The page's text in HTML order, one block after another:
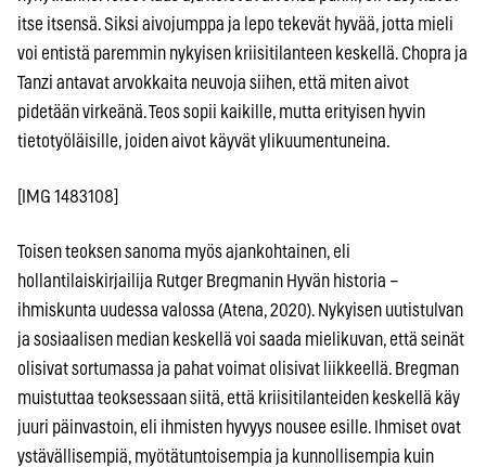
itse itsensä. Siksi aivojumppa ja lepo tekevät hyvää, jotta mieli
voi entistä paremmin nykyisen kriisitilanteen keskellä. Chopra ja
Tanzi antavat arvokkaita neuvoja siihen, että miten aivot
pidetään virkeänä. Teos sopii kaikille, mutta erityisen hyvin
tietotyöläisille, joiden aivot käyvät ylikuumentuneina.
[IMG 1483108]
Toisen teoksen sanoma myös ajankohtainen, eli
hollantilaiskirjailija Rutger Bregmanin Hyvän historia –
ihmiskunta uudessa valossa (Atena, 2020). Nykyisen uutistulvan
ja sosiaalisen median keskellä voi saada mielikuvan, että seinät
olisivat sortumassa ja pahat voimat olisivat liikkeellä. Bregman
muistuttaa teoksessaan siitä, että kriisitilanteiden keskellä käy
juuri päinvastoin, eli ihmisten hyvyys nousee esille. Ihmiset ovat
ystävällisempiä, myötätuntoisempia ja kunnollisempia kuin